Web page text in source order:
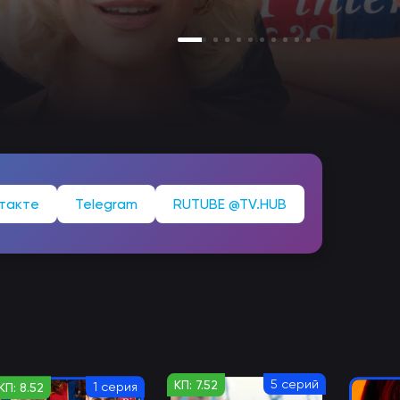
Telegram RUTUBE @TV.HUB
1 серия
8.52 5 серий
КП: 7.52